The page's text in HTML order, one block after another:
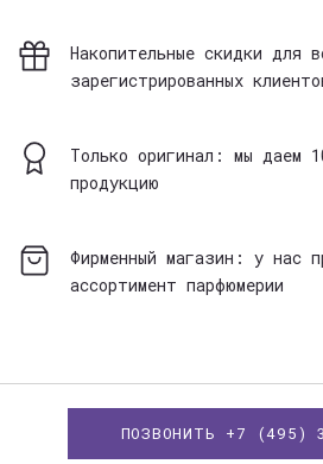
Накопительные скидки для
зарегистрированных
Только оригинал: мы даем
продукцию
Фирменный магазин: у нас
ассортимент парфюмерии
ПОЗВОНИТЬ +7 (495)